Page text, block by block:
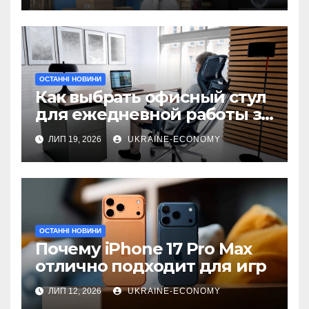
ОСТАННІ НОВИНИ
Как выбрать офисный стул
для ежедневной работы за
компьютером
ЛИП 19, 2026 UKRAINE-ECONOMY
ОСТАННІ НОВИНИ
Почему iPhone 17 Pro Max
отлично подходит для игр
ЛИП 12, 2026 UKRAINE-ECONOMY